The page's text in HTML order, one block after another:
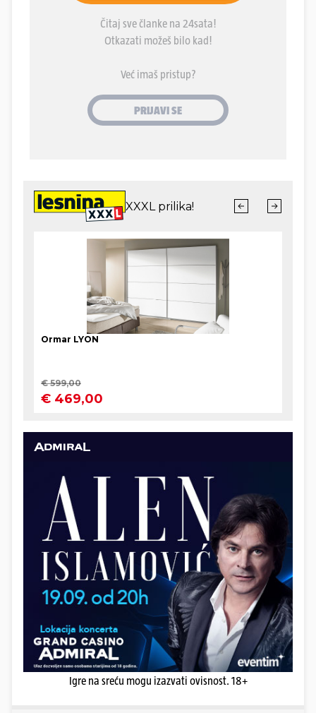
Igre na sreću mogu izazvati ovisnost. 18+